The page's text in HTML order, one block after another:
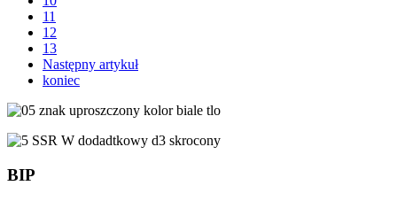
11
12
13
Następny artykuł
koniec
BIP